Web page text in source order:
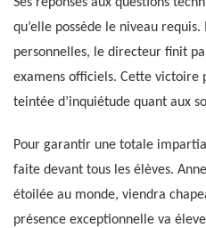
qu’elle possède le niveau
personnelles, le directeur finit
examens officiels. Cette victoire
teintée d’inquiétude quant aux
Pour garantir une totale
faite devant tous les élèves.
étoilée au monde, viendra
présence exceptionnelle va